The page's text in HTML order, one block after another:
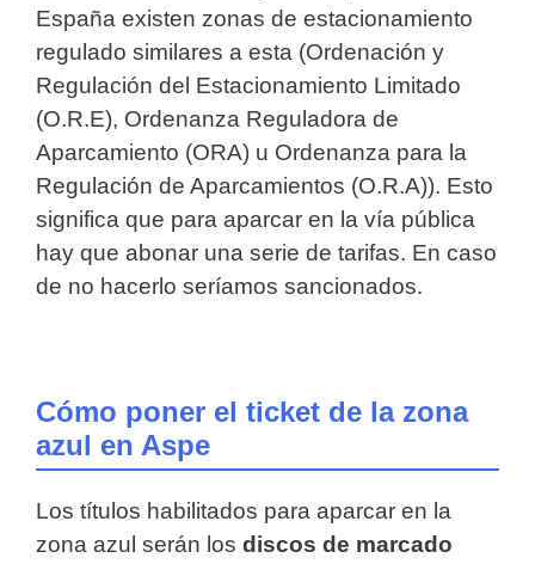
España existen zonas de estacionamiento
regulado similares a esta (Ordenación y
Regulación del Estacionamiento Limitado
(O.R.E), Ordenanza Reguladora de
Aparcamiento (ORA) u Ordenanza para la
Regulación de Aparcamientos (O.R.A)). Esto
significa que para aparcar en la vía pública
hay que abonar una serie de tarifas. En caso
de no hacerlo seríamos sancionados.
Cómo poner el ticket de la zona
azul en Aspe
Los títulos habilitados para aparcar en la
zona azul serán los discos de marcado